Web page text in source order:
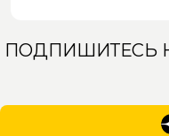
ПОДПИШИТЕСЬ